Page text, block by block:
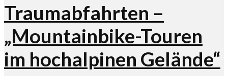
Traumabfahrten –
„Mountainbike-Touren
im hochalpinen Gelände“